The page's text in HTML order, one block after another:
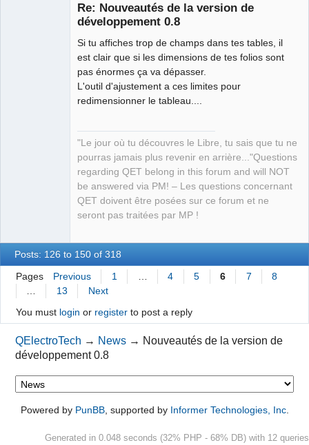
Re: Nouveautés de la version de
développement 0.8
Si tu affiches trop de champs dans tes tables, il
est clair que si les dimensions de tes folios sont
pas énormes ça va dépasser.
L'outil d'ajustement a ces limites pour
redimensionner le tableau....
"Le jour où tu découvres le Libre, tu sais que tu ne
pourras jamais plus revenir en arrière..."Questions
regarding QET belong in this forum and will NOT
be answered via PM! – Les questions concernant
QET doivent être posées sur ce forum et ne
seront pas traitées par MP !
Posts: 126 to 150 of 318
Pages Previous 1 … 4 5 6 7
8
…
13
Next
You must login or registerto post a reply
QElectroTech → News → Nouveautés de la version de
développement 0.8
Powered by PunBB, supported by Informer Technologies, Inc.
Generated in 0.048 seconds (32% PHP - 68% DB) with 12 queries